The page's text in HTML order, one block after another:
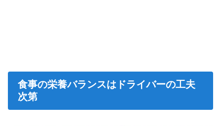
食事の栄養バランスはドライバーの工夫
次第